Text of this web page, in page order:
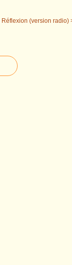
Réflexion (version radio)